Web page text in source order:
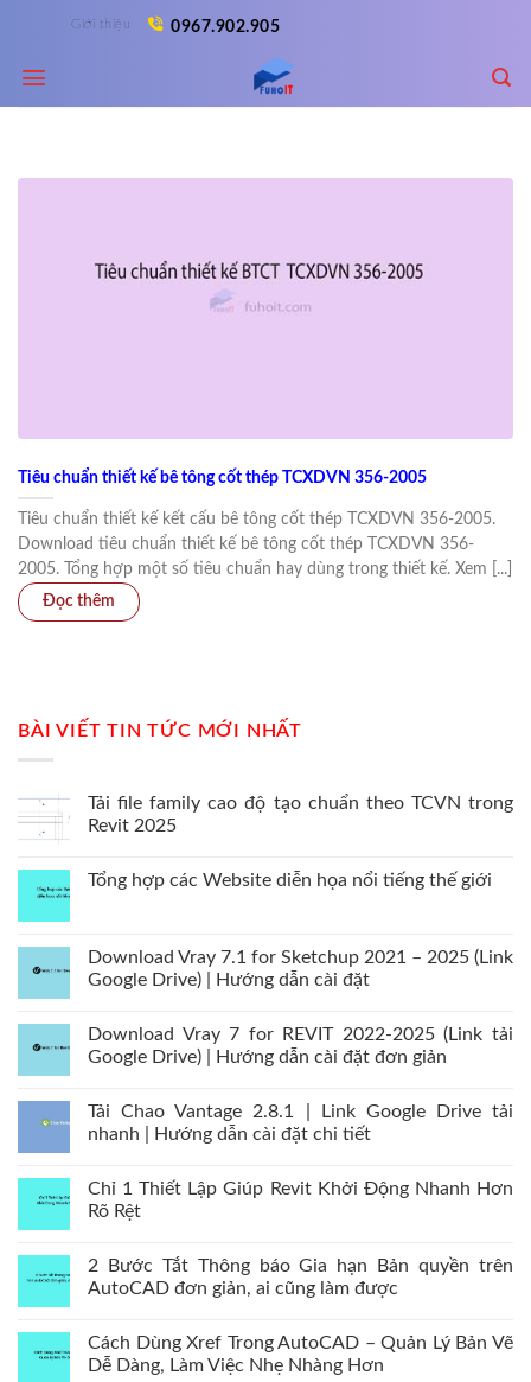
content
Giới thiệu 0967.902.905
Tiêu chuẩn thiết kế bê tông cốt thép TCXDVN 356-2005
Tiêu chuẩn thiết kế kết cấu bê tông cốt thép TCXDVN 356-2005.
Download tiêu chuẩn thiết kế bê tông cốt thép TCXDVN 356-
2005. Tổng hợp một số tiêu chuẩn hay dùng trong thiết kế. Xem [...]
BÀI VIẾT TIN TỨC MỚI NHẤT
Tải file family cao độ tạo chuẩn theo TCVN trong
Revit 2025
Tổng hợp các Website diễn họa nổi tiếng thế giới
Download Vray 7.1 for Sketchup 2021 – 2025 (Link
Google Drive) | Hướng dẫn cài đặt
Download Vray 7 for REVIT 2022-2025 (Link tải
Google Drive) | Hướng dẫn cài đặt đơn giản
Tải Chao Vantage 2.8.1 | Link Google Drive tải
nhanh | Hướng dẫn cài đặt chi tiết
Chỉ 1 Thiết Lập Giúp Revit Khởi Động Nhanh Hơn
Rõ Rệt
2 Bước Tắt Thông báo Gia hạn Bản quyền trên
AutoCAD đơn giản, ai cũng làm được
Cách Dùng Xref Trong AutoCAD – Quản Lý Bản Vẽ
Dễ Dàng, Làm Việc Nhẹ Nhàng Hơn